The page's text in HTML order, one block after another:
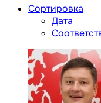
Сортировка
Дата